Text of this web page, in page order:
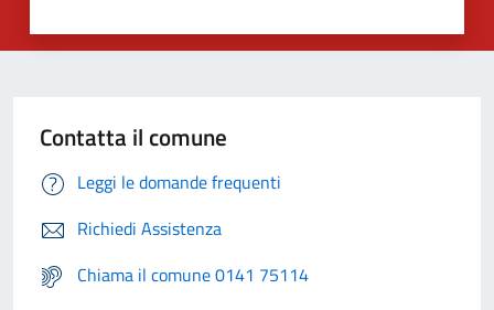
Contatta il comune
Leggi le domande frequenti
Richiedi Assistenza
Chiama il comune 0141 75114